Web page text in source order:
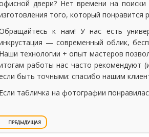
двери? Нет времени на
того, который понравится
к нам! У нас есть
— современный облик,
Наши технологии + опыт мастеров
работы нас часто рекомендуют
быть точными: спасибо нашим
Если табличка на фотографии
ПРЕДЫДУЩАЯ